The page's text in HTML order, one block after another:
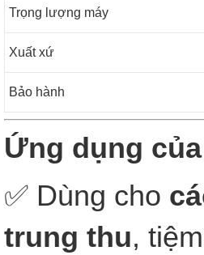
Trọng lượng máy
Xuất xứ
Bảo hành
Ứng dụng
✅ Dùng cho
trung thu,